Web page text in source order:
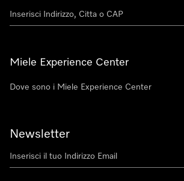
Miele Experience Center
Dove sono i Miele Experience Center
Newsletter